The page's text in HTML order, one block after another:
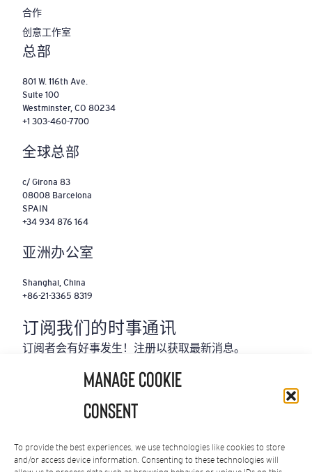
Manage Cookie
Consent
To provide the best experiences, we use technologies like cookies to store
and/or access device information. Consenting to these technologies will
‌订阅我们的时事通讯
订阅者会有好事发生！注册以获取最新消息。
地
址
合作
‌创意工作室
‌总部
801 W. 116th Ave.
Suite 100
Westminster, CO 80234
+1 303-460-7700
全球总部
c/ Girona 83
08008 Barcelona
SPAIN
+34 934 876 164
亚洲办公室
Shanghai, China
+86-21-3365 8319